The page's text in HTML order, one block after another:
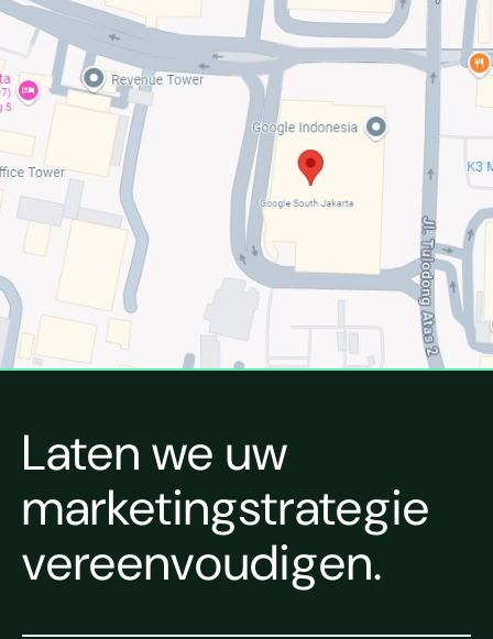
Laten we uw
marketingstrategie
vereenvoudigen.